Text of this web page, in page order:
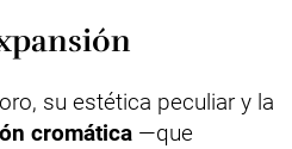
su estética peculiar y la
cromática —que